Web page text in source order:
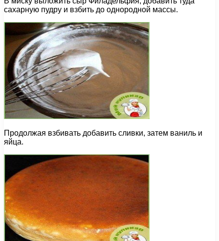
сахарную пудру и взбить до однородной массы.
Продолжая взбивать добавить сливки, затем ваниль и
яйца.